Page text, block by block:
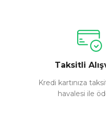
Ürün açıklamasında
Ürün bilgilerinde
Ürün fiyatı diğer
Bu ürüne benzer farklı
Taksitli
Kredi kartınıza
havalesi ile